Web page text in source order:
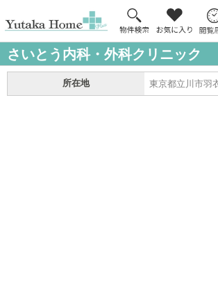
さいとう内科・外科クリニック
所在地 東京都立川市羽